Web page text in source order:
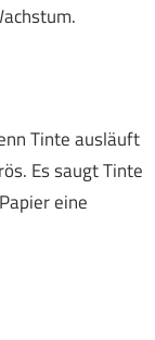
Tinte ausläuft
Es saugt Tinte
eine